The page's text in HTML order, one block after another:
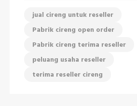
jual cireng untuk reseller
Pabrik cireng open order
Pabrik cireng terima reseller
peluang usaha reseller
terima reseller cireng